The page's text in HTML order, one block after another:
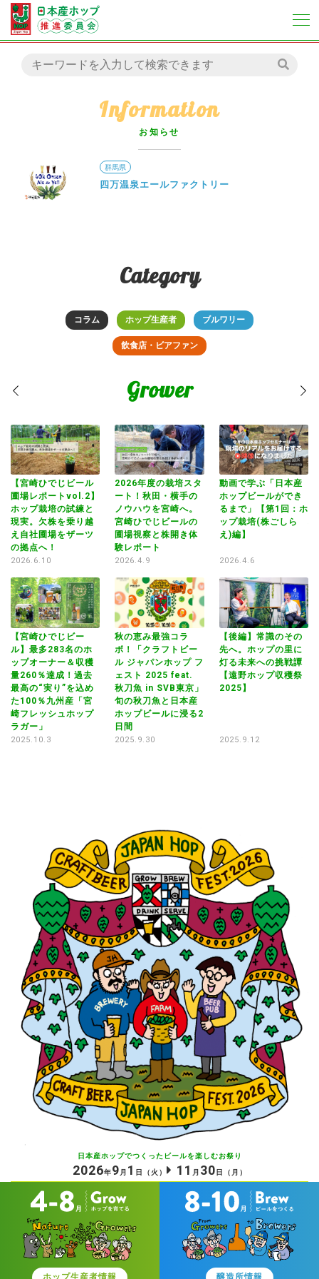
Information
お知らせ
群馬県
四万温泉エールファクトリー
Category
コラム ホップ生産者 ブルワリー
飲食店・ビアファン
Grower
【宮崎ひでじビール
圃場レポートvol.2】
ホップ栽培の試練と
現実。欠株を乗り越
え自社圃場をザーツ
の拠点へ！
2026.6.10
2026年度の栽培スタ
ート！秋田・横手の
ノウハウを宮崎へ。
宮崎ひでじビールの
圃場視察と株開き体
験レポート
2026.4.9
動画で学ぶ「日本産
ホップビールができ
るまで」【第1回：ホ
ップ栽培(株ごしら
え)編】
2026.4.6
【宮崎ひでじビー
ル】最多283名のホ
ップオーナー＆収穫
量260％達成！過去
最高の“実り”を込め
た100％九州産「宮
崎フレッシュホップ
ラガー」
2025.10.3
秋の恵み最強コラ
ボ！「クラフトビー
ル ジャパンホップ フ
ェスト 2025 feat.
秋刀魚 in SVB東京」
旬の秋刀魚と日本産
ホップビールに浸る2
日間
2025.9.30
【後編】常識のその
先へ。ホップの里に
灯る未来への挑戦譚
【遠野ホップ収穫祭
2025】
2025.9.12
日本産ホップでつくったビールを楽しむお祭り
2026年9月 1 日 （火） 11 月 30 日 （月）